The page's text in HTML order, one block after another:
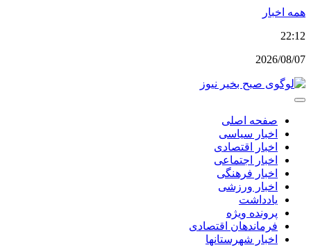
پرش
محتوا
همه اخبار
22:12
2026/08/07
صفحه اصلی
اخبار سیاسی
اخبار اقتصادی
اخبار اجتماعی
اخبار فرهنگی
اخبار ورزشی
یادداشت
پرونده ویژه
فرماندهان اقتصادی
اخبار شهرستانها